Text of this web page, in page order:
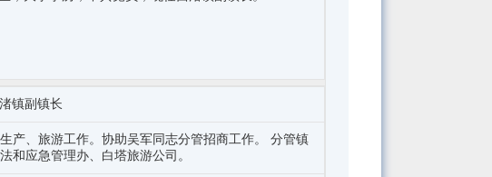
镇副镇长
产、旅游工作。协助吴军同志分管招商工作。 分管镇
和应急管理办、白塔旅游公司。